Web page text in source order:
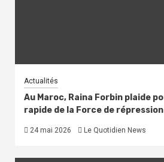
Actualités
Au Maroc, Raina Forbin plaide
rapide de la Force de
24 mai 2026 Le Quotidien News